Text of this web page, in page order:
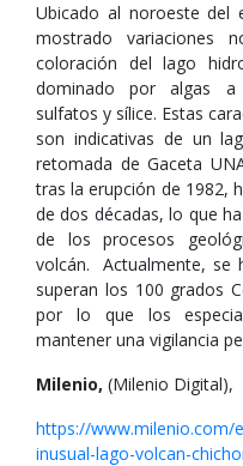
Ubicado al noroeste del
mostrado variaciones
coloración del lago
dominado por algas a
sulfatos y sílice. Estas
son indicativas de un
retomada de Gaceta
tras la erupción de 1982,
de dos décadas, lo que
de los procesos
volcán. Actualmente, se
superan los 100 grados
por lo que los
mantener una vigilancia
Milenio, (Milenio Digital),
https://www.milenio.com/
inusual-lago-volcan-